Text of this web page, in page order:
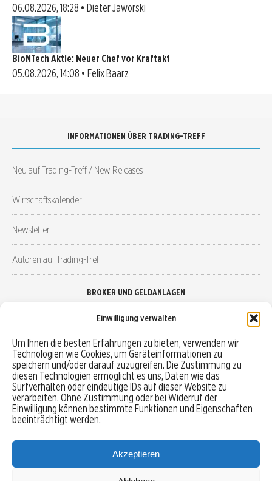
Einwilligung verwalten
Um Ihnen die besten Erfahrungen zu bieten, verwenden wir
Technologien wie Cookies, um Geräteinformationen zu
speichern und/oder darauf zuzugreifen. Die Zustimmung zu
diesen Technologien ermöglicht es uns, Daten wie das
Surfverhalten oder eindeutige IDs auf dieser Website zu
verarbeiten. Ohne Zustimmung oder bei Widerruf der
Einwilligung können bestimmte Funktionen und Eigenschaften
beeinträchtigt werden.
Akzeptieren
06.08.2026, 18:28 • Dieter Jaworski
BioNTech Aktie: Neuer Chef vor Kraftakt
05.08.2026, 14:08 • Felix Baarz
INFORMATIONEN ÜBER TRADING-TREFF
Neu auf Trading-Treff / New Releases
Wirtschaftskalender
Newsletter
Autoren auf Trading-Treff
BROKER UND GELDANLAGEN
Robo-Advisor vergleichen
Depotvergleich
Festgeld vergleichen
Tagesgeld vergleichen